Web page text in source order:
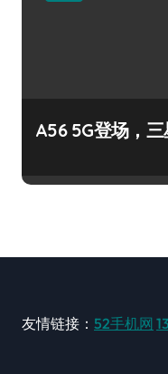
A56 5G登场，三
友情链接： 52手机网